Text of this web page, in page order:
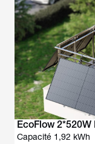
EcoFlow 2*520W
Capacité 1,92 kWh